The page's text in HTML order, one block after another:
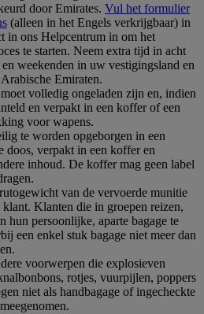
door Emirates. Vul het formulier
(alleen in het Engels verkrijgbaar) in
in ons Helpcentrum in om het
te starten. Neem extra tijd in acht
weekenden in uw vestigingsland en
Emiraten.
volledig ongeladen zijn en, indien
en verpakt in een koffer of een
voor wapens.
te worden opgeborgen in een
doos, verpakt in een koffer en
inhoud. De koffer mag geen label
van de vervoerde munitie
Klanten die in groepen reizen,
hun persoonlijke, aparte bagage te
een enkel stuk bagage niet meer dan
voorwerpen die explosieven
rotjes, vuurpijlen, poppers
niet als handbagage of ingecheckte